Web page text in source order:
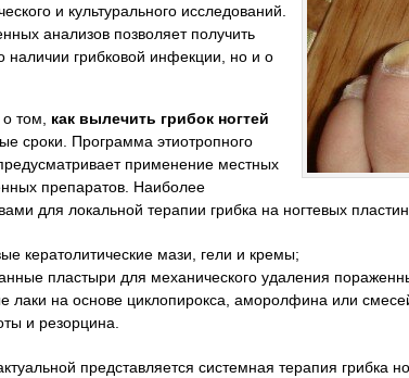
и культурального исследований.
анализов позволяет получить
наличии грибковой инфекции, но и о
том, как вылечить грибок ногтей
сроки. Программа этиотропного
применение местных
препаратов. Наиболее
для локальной терапии грибка на ногтевых
кератолитические мази, гели и кремы;
пластыри для механического удаления
лаки на основе циклопирокса, аморолфина или
и резорцина.
представляется системная терапия грибка